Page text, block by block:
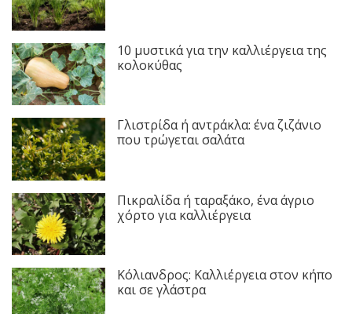
10 μυστικά για την καλλιέργεια της
κολοκύθας
Γλιστρίδα ή αντράκλα: ένα ζιζάνιο
που τρώγεται σαλάτα
Πικραλίδα ή ταραξάκο, ένα άγριο
χόρτο για καλλιέργεια
Κόλιανδρος: Καλλιέργεια στον κήπο
και σε γλάστρα